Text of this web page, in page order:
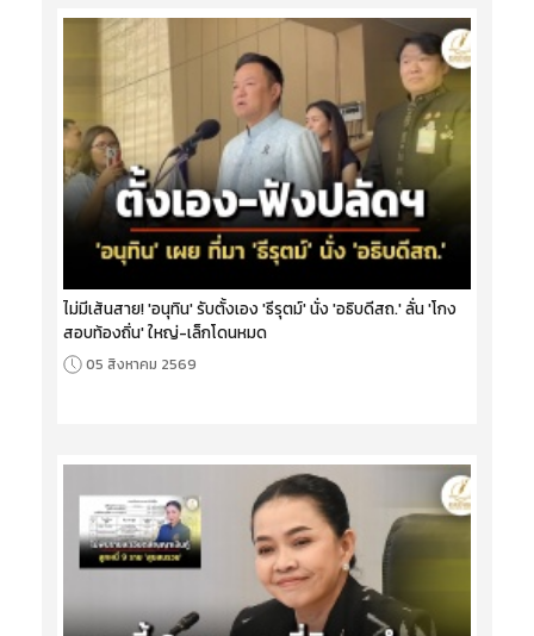
ไม่มีเส้นสาย! 'อนุทิน' รับตั้งเอง 'ธีรุตม์' นั่ง 'อธิบดีสถ.' ลั่น 'โกง
สอบท้องถิ่น' ใหญ่-เล็กโดนหมด
05 สิงหาคม 2569